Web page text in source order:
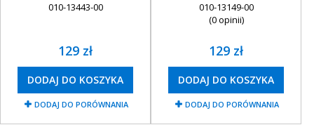
010-13443-00
129 zł
DODAJ DO KOSZYKA
DODAJ DO PORÓWNANIA
010-13149-00
(0 opinii)
129 zł
DODAJ DO KOSZYKA
DODAJ DO PORÓWNANIA